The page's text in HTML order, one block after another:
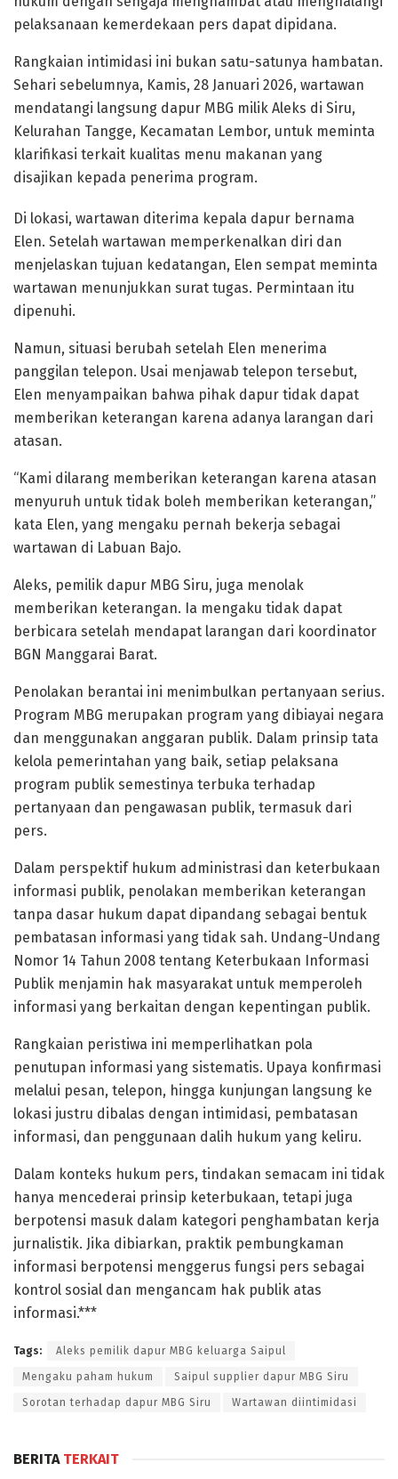
pelaksanaan kemerdekaan pers dapat dipidana.
Rangkaian intimidasi ini bukan satu-satunya hambatan.
Sehari sebelumnya, Kamis, 28 Januari 2026, wartawan
mendatangi langsung dapur MBG milik Aleks di Siru,
Kelurahan Tangge, Kecamatan Lembor, untuk meminta
klarifikasi terkait kualitas menu makanan yang
disajikan kepada penerima program.
Di lokasi, wartawan diterima kepala dapur bernama
Elen. Setelah wartawan memperkenalkan diri dan
menjelaskan tujuan kedatangan, Elen sempat meminta
wartawan menunjukkan surat tugas. Permintaan itu
dipenuhi.
Namun, situasi berubah setelah Elen menerima
panggilan telepon. Usai menjawab telepon tersebut,
Elen menyampaikan bahwa pihak dapur tidak dapat
memberikan keterangan karena adanya larangan dari
atasan.
“Kami dilarang memberikan keterangan karena atasan
menyuruh untuk tidak boleh memberikan keterangan,”
kata Elen, yang mengaku pernah bekerja sebagai
wartawan di Labuan Bajo.
Aleks, pemilik dapur MBG Siru, juga menolak
memberikan keterangan. Ia mengaku tidak dapat
berbicara setelah mendapat larangan dari koordinator
BGN Manggarai Barat.
Penolakan berantai ini menimbulkan pertanyaan serius.
Program MBG merupakan program yang dibiayai negara
dan menggunakan anggaran publik. Dalam prinsip tata
kelola pemerintahan yang baik, setiap pelaksana
program publik semestinya terbuka terhadap
pertanyaan dan pengawasan publik, termasuk dari
pers.
Dalam perspektif hukum administrasi dan keterbukaan
informasi publik, penolakan memberikan keterangan
tanpa dasar hukum dapat dipandang sebagai bentuk
pembatasan informasi yang tidak sah. Undang-Undang
Nomor 14 Tahun 2008 tentang Keterbukaan Informasi
Publik menjamin hak masyarakat untuk memperoleh
informasi yang berkaitan dengan kepentingan publik.
Rangkaian peristiwa ini memperlihatkan pola
penutupan informasi yang sistematis. Upaya konfirmasi
melalui pesan, telepon, hingga kunjungan langsung ke
lokasi justru dibalas dengan intimidasi, pembatasan
informasi, dan penggunaan dalih hukum yang keliru.
Dalam konteks hukum pers, tindakan semacam ini tidak
hanya mencederai prinsip keterbukaan, tetapi juga
berpotensi masuk dalam kategori penghambatan kerja
jurnalistik. Jika dibiarkan, praktik pembungkaman
informasi berpotensi menggerus fungsi pers sebagai
kontrol sosial dan mengancam hak publik atas
informasi.***
Tags: Aleks pemilik dapur MBG keluarga Saipul
Mengaku paham hukum Saipul supplier dapur MBG Siru
Sorotan terhadap dapur MBG Siru Wartawan diintimidasi
BERITATERKAIT